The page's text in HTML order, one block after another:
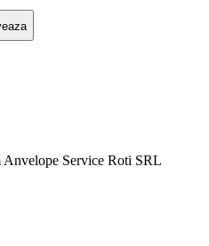
Service Roti SRL